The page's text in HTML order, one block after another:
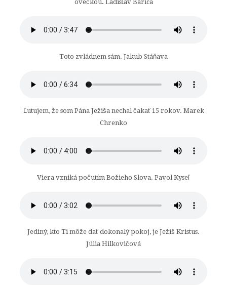
ovečkou. Ladislav Barica
Toto zvládnem sám. Jakub Stáňava
Ľutujem, že som Pána Ježiša nechal čakať 15 rokov. Marek
Chrenko
Viera vzniká počutím Božieho Slova. Pavol Kyseľ
Jediný, kto Ti môže dať dokonalý pokoj, je Ježiš Kristus.
Júlia Hilkovičová